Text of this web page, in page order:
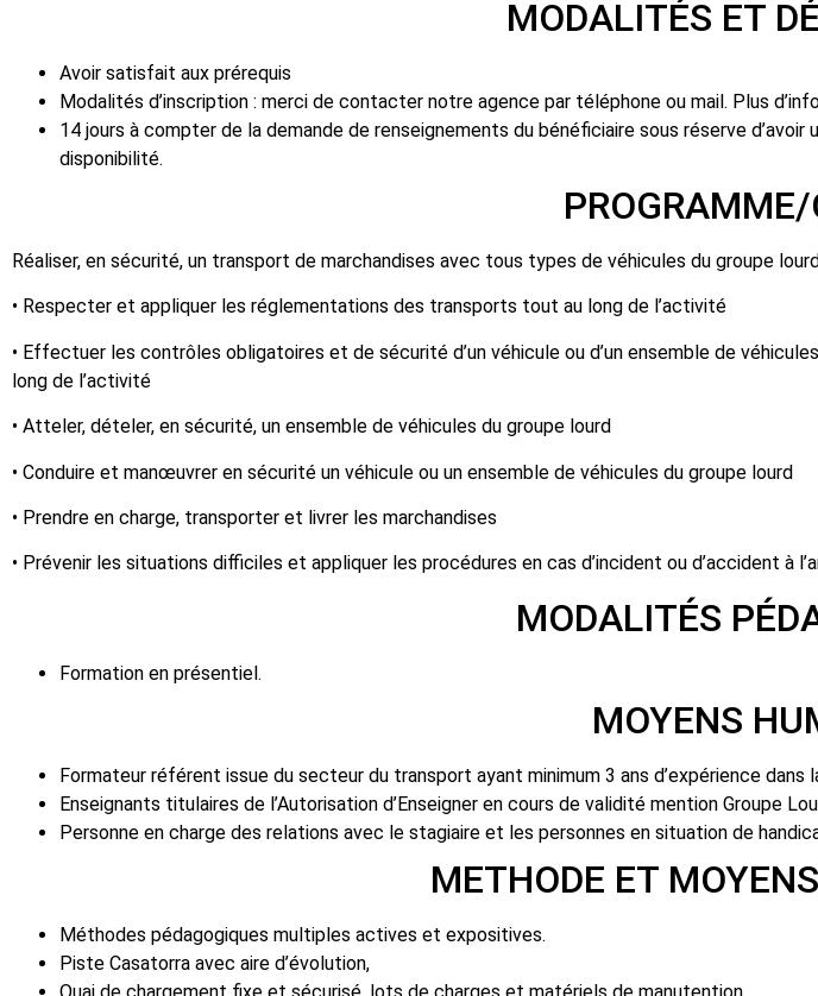
MODALITÉS ET DÉLAI
Avoir satisfait aux prérequis
Modalités d’inscription : merci de contacter notre agence par téléphone ou mail. Plus
14 jours à compter de la demande de renseignements du bénéficiaire sous réserve
disponibilité.
PROGRAMME/
Réaliser, en sécurité, un transport de marchandises avec tous types de véhicules du groupe
• Respecter et appliquer les réglementations des transports tout au long de l’activité
• Effectuer les contrôles obligatoires et de sécurité d’un véhicule ou d’un ensemble de
long de l’activité
• Atteler, dételer, en sécurité, un ensemble de véhicules du groupe lourd
• Conduire et manœuvrer en sécurité un véhicule ou un ensemble de véhicules du groupe lourd
• Prendre en charge, transporter et livrer les marchandises
• Prévenir les situations difficiles et appliquer les procédures en cas d’incident ou d’accident à
MODALITÉS
Formation en présentiel.
MOYENS
Formateur référent issue du secteur du transport ayant minimum 3 ans d’expérience
Enseignants titulaires de l’Autorisation d’Enseigner en cours de validité mention Groupe
Personne en charge des relations avec le stagiaire et les personnes en situation de
METHODE ET MOYENS
Méthodes pédagogiques multiples actives et expositives.
Piste Casatorra avec aire d’évolution,